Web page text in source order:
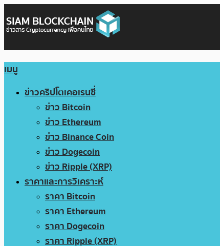
เมนู
ข่าวคริปโตเคอเรนซี่
ข่าว Bitcoin
ข่าว Ethereum
ข่าว Binance Coin
ข่าว Dogecoin
ข่าว Ripple (XRP)
ราคาและการวิเคราะห์
ราคา Bitcoin
ราคา Ethereum
ราคา Dogecoin
ราคา Ripple (XRP)